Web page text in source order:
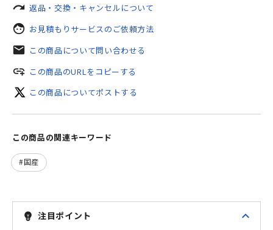
redo 返品・交換・キャンセルについて
face お見積もりサービスのご依頼方法
mail この商品について問い合わせる
add_link この商品のURLをコピーする
この商品についてポストする
この商品の関連キーワード
国産
emoji_objects 注目ポイント expand_less